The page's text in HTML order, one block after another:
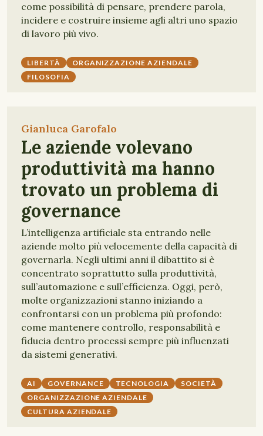
come possibilità di pensare, prendere parola,
incidere e costruire insieme agli altri uno spazio
di lavoro più vivo.
LIBERTÀ
ORGANIZZAZIONE AZIENDALE
FILOSOFIA
Gianluca Garofalo
Le aziende volevano
produttività ma hanno
trovato un problema di
governance
L’intelligenza artificiale sta entrando nelle
aziende molto più velocemente della capacità di
governarla. Negli ultimi anni il dibattito si è
concentrato soprattutto sulla produttività,
sull’automazione e sull’efficienza. Oggi, però,
molte organizzazioni stanno iniziando a
confrontarsi con un problema più profondo:
come mantenere controllo, responsabilità e
fiducia dentro processi sempre più influenzati
da sistemi generativi.
AI GOVERNANCE TECNOLOGIA
SOCIETÀ
ORGANIZZAZIONE AZIENDALE
CULTURA AZIENDALE